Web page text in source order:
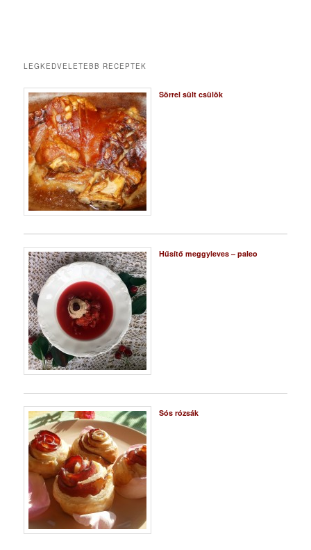
LEGKEDVELETEBB RECEPTEK
Sörrel sült csülök
Hűsítő meggyleves – paleo
Sós rózsák